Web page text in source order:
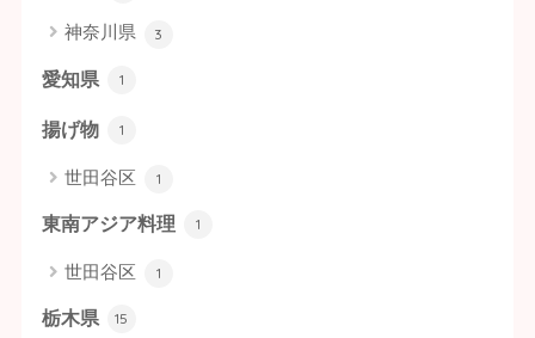
神奈川県 3
愛知県 1
揚げ物 1
世田谷区 1
東南アジア料理 1
世田谷区 1
栃木県 15